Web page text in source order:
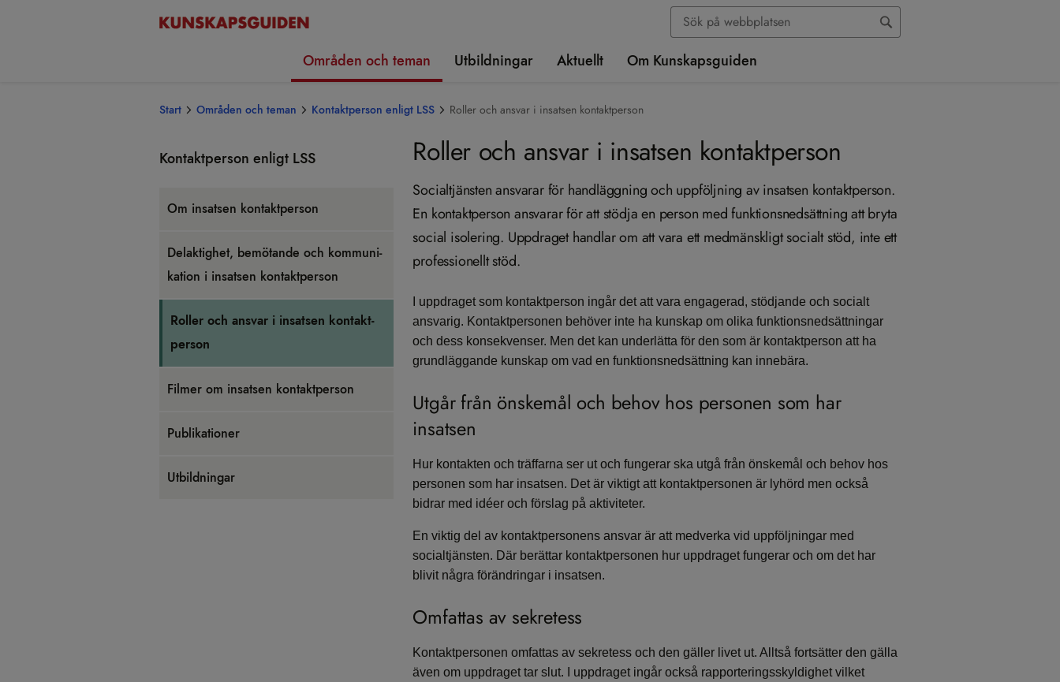
Områden och teman Utbildningar Aktuellt Om Kunskapsguiden
Start Områden och teman Kontaktperson enligt LSS Roller och ansvar i insatsen kontaktperson
Kon­takt­per­son enligt LSS
Om insat­sen kon­takt­per­son
Del­ak­tig­het, bemö­tande och kom­mu­ni­
ka­tion i insat­sen kon­takt­per­son
Rol­ler och ansvar i insat­sen kon­takt­
per­son
Fil­mer om insat­sen kon­takt­per­son
Pub­li­ka­tio­ner
Utbild­ningar
Roller och ansvar i insatsen kontaktperson
Socialtjänsten ansvarar för handläggning och uppföljning av insatsen kontaktperson.
En kontaktperson ansvarar för att stödja en person med funktionsnedsättning att bryta
social isolering. Uppdraget handlar om att vara ett medmänskligt socialt stöd, inte ett
professionellt stöd.
I uppdraget som kontaktperson ingår det att vara engagerad, stödjande och socialt
ansvarig. Kontaktpersonen behöver inte ha kunskap om olika funktionsnedsättningar
och dess konsekvenser. Men det kan underlätta för den som är kontaktperson att ha
grundläggande kunskap om vad en funktionsnedsättning kan innebära.
Utgår från önskemål och behov hos personen som har
insatsen
Hur kontakten och träffarna ser ut och fungerar ska utgå från önskemål och behov hos
personen som har insatsen. Det är viktigt att kontaktpersonen är lyhörd men också
bidrar med idéer och förslag på aktiviteter.
En viktig del av kontaktpersonens ansvar är att medverka vid uppföljningar med
socialtjänsten. Där berättar kontaktpersonen hur uppdraget fungerar och om det har
blivit några förändringar i insatsen.
Omfattas av sekretess
Kontaktpersonen omfattas av sekretess och den gäller livet ut. Alltså fortsätter den gälla
även om uppdraget tar slut. I uppdraget ingår också rapporteringsskyldighet vilket